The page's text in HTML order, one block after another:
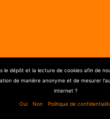
le dépôt et la lecture de cookies afin de
de manière anonyme et de mesurer
internet ?
Oui Non Politique de